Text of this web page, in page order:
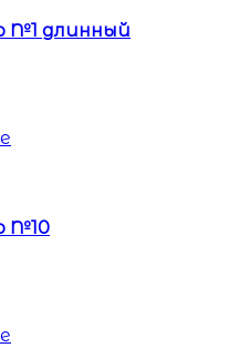
№1 длинный
№10